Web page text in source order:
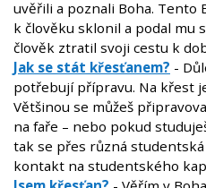
uvěřili a poznali Boha. Tento
k člověku sklonil a podal mu
člověk ztratil svoji cestu k
Jak se stát křesťanem? -
potřebují přípravu. Na křest
Většinou se můžeš
na faře – nebo pokud
tak se přes různá
kontakt na studentského